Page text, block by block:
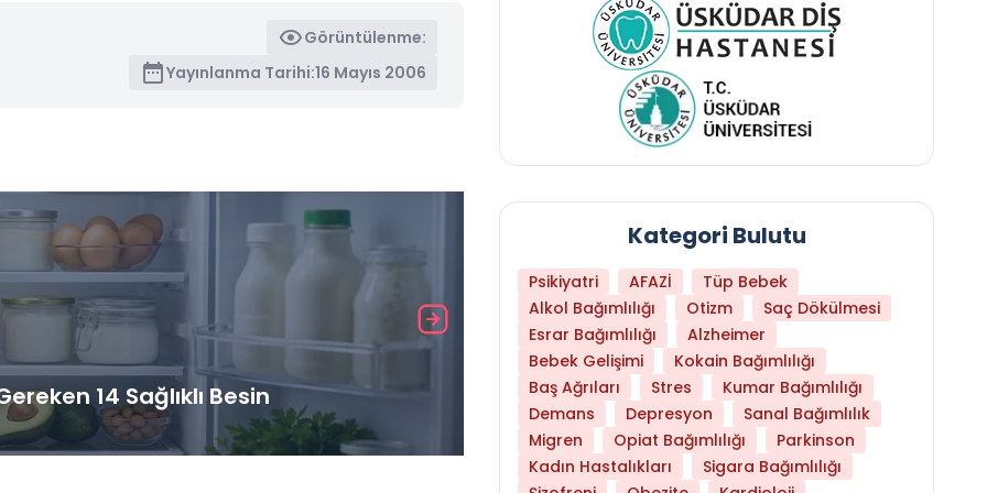
Görüntülenme:
Yayınlanma Tarihi:16 Mayıs 2006
14 Sağlıklı Besin Hangi Yaşta Hangi Testi Yaptırmanız
Kategori Bulutu
Psikiyatri AFAZİ
Tüp Bebek
Alkol Bağımlılığı
Otizm
Saç Dökülmesi
Esrar Bağımlılığı
Alzheimer
Bebek Gelişimi
Kokain Bağımlılığı
Baş Ağrıları
Stres
Kumar Bağımlılığı
Demans
Depresyon
Sanal Bağımlılık
Migren
Opiat Bağımlılığı
Parkinson
Kadın Hastalıkları
Sigara Bağımlılığı